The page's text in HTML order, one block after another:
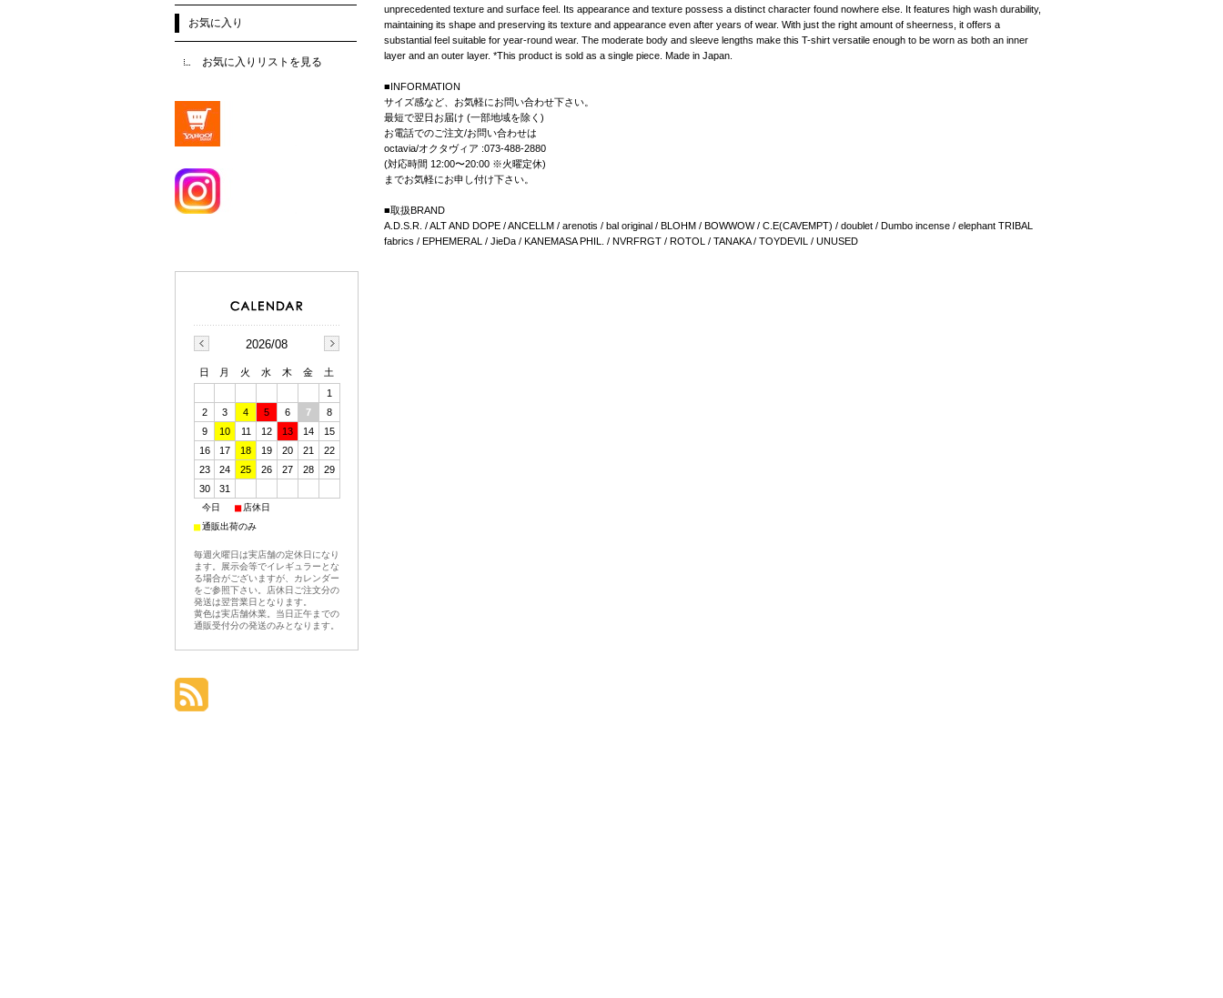
unprecedented texture and surface feel. Its appearance and texture possess a distinct character found nowhere else. It features high wash durability,
maintaining its shape and preserving its texture and appearance even after years of wear. With just the right amount of sheerness, it offers a
substantial feel suitable for year-round wear. The moderate body and sleeve lengths make this T-shirt versatile enough to be worn as both an inner
layer and an outer layer. *This product is sold as a single piece. Made in Japan.
■INFORMATION
サイズ感など、お気軽にお問い合わせ下さい。
最短で翌日お届け (一部地域を除く)
お電話でのご注文/お問い合わせは
octavia/オクタヴィア :073-488-2880
(対応時間 12:00〜20:00 ※火曜定休)
までお気軽にお申し付け下さい。
■取扱BRAND
A.D.S.R. / ALT AND DOPE / ANCELLM / arenotis / bal original / BLOHM / BOWWOW / C.E(CAVEMPT) / doublet / Dumbo incense / elephant TRIBAL
fabrics / EPHEMERAL / JieDa / KANEMASA PHIL. / NVRFRGT / ROTOL / TANAKA / TOYDEVIL / UNUSED
お気に入り
お気に入りリストを見る
2026/08
日 月 火 水 木 金
土
1
2
3 4 5 6 7
8
9
10 11 12 13 14
15
16
17 18 19 20 21
22
23
24 25 26 27 28
29
30
31
今日 ■ 店休日
■通販出荷のみ
毎週火曜日は実店舗の定休日になり
ます。展示会等でイレギュラーとな
る場合がございますが、カレンダー
をご参照下さい。店休日ご注文分の
発送は翌営業日となります。
黄色は実店舗休業。当日正午までの
通販受付分の発送のみとなります。